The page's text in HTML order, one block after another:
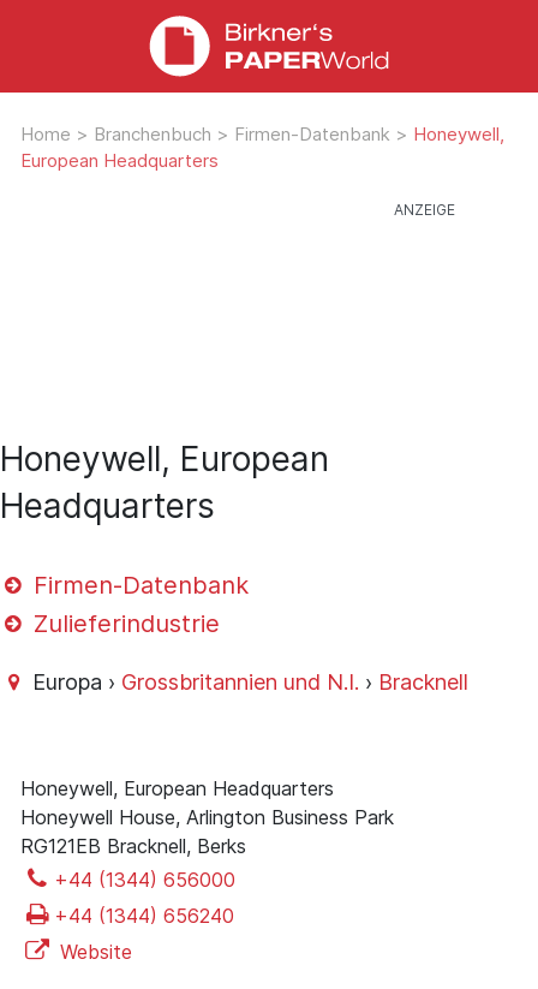
Home > Branchenbuch > Firmen-Datenbank > Honeywell,
European Headquarters
Honeywell, European
Headquarters
Firmen-Datenbank
Zulieferindustrie
Europa › Grossbritannien und N.I. › Bracknell
Honeywell, European Headquarters
Honeywell House, Arlington Business Park
RG121EB Bracknell, Berks
+44 (1344) 656000
+44 (1344) 656240
Website